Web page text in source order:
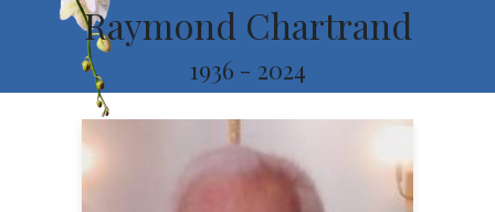
Raymond Chartrand
1936 - 2024